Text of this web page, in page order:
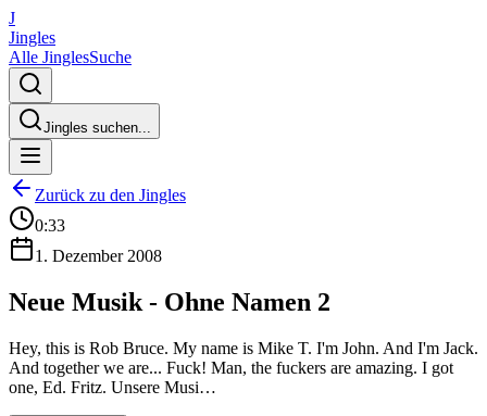
J
Jingles
Alle JinglesSuche
Jingles suchen...
Zurück zu den Jingles
0:33
1. Dezember 2008
Neue Musik - Ohne Namen 2
Hey, this is Rob Bruce. My name is Mike T. I'm John. And I'm Jack.
And together we are... Fuck! Man, the fuckers are amazing. I got
one, Ed. Fritz. Unsere Musi…